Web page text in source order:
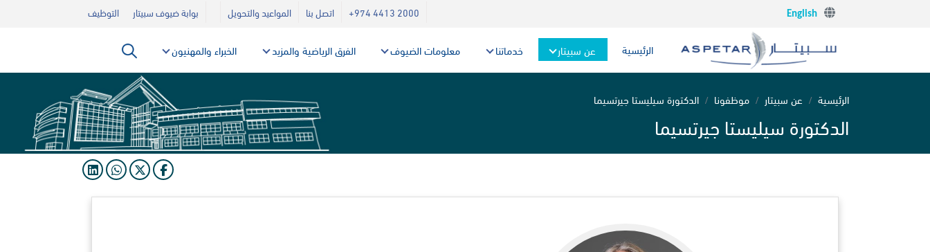
+974 4413 2000 اتصل بنا المواعيد والتحويل بوابة ضيوف سبيتار التوظيف English
الرئيسية عن سبيتار خدماتنا معلومات الضيوف الفرق الرياضية والمزيد الخبراء والمهنيون
الرئيسية عن سبيتار موظفونا الدكتورة سيليستا جيرتسيما
الدكتورة سيليستا جيرتسيما